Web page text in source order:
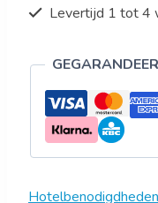
Levertijd 1 tot 4
Hotelbenodigdheden